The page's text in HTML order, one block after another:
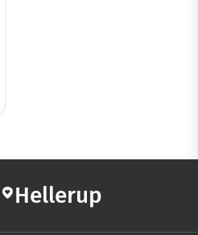
Hellerup